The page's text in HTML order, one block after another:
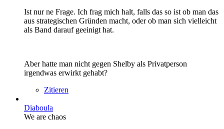
Ist nur ne Frage. Ich frag mich halt, falls das so ist ob man das
aus strategischen Gründen macht, oder ob man sich vielleicht
als Band darauf geeinigt hat.
Aber hatte man nicht gegen Shelby als Privatperson
irgendwas erwirkt gehabt?
Zitieren
Diaboula
We are chaos